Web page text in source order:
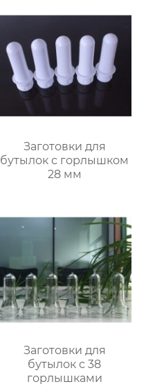
Заготовки для
бутылок с горлышком
28 мм
Заготовки для
бутылок с 38
горлышками